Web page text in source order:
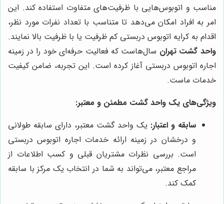
مناسب و اتوبوس‌هایی با ظرفیت‌های متفاوت استفاده کند. این
امر به افراد امکان می‌دهد تا متناسب با تعداد نفرات مورد نظر،
اقدام به کرایه اتوبوس دربستی کم ظرفیت یا با ظرفیت بالا نمایند.
واحد گشت تهران سال‌هاست که فعالیت حرفه‌ای خود را در زمینه
اجاره اتوبوس دربستی آغاز کرده است. این تجربه، ضامن کیفیت
خدمات ماست.
ویژگی‌های یک واحد گشت مطمئن و معتبر:
سابقه و اعتبار: یک واحد گشت معتبر، دارای سابقه طولانی
و درخشان در زمینه ارائه خدمات اجاره اتوبوس دربستی
است. بررسی نظرات مشتریان قبلی و کسب اطلاعات از
مراجع معتبر، می‌تواند به شما در انتخاب یک مرکز با سابقه
کمک کند.